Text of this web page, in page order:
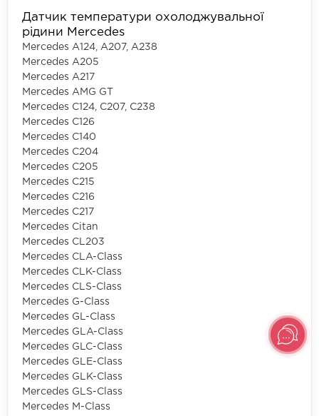
Датчик температури охолоджувальної
рідини Mercedes
Mercedes A124, A207, A238
Mercedes A205
Mercedes A217
Mercedes AMG GT
Mercedes C124, C207, C238
Mercedes C126
Mercedes C140
Mercedes C204
Mercedes C205
Mercedes C215
Mercedes C216
Mercedes C217
Mercedes Citan
Mercedes CL203
Mercedes CLA-Class
Mercedes CLK-Class
Mercedes CLS-Class
Mercedes G-Class
Mercedes GL-Class
Mercedes GLA-Class
Mercedes GLC-Class
Mercedes GLE-Class
Mercedes GLK-Class
Mercedes GLS-Class
Mercedes M-Class